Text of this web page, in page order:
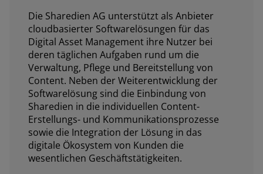
Die Sharedien AG unterstützt als Anbieter
cloudbasierter Softwarelösungen für das
Digital Asset Management ihre Nutzer bei
deren täglichen Aufgaben rund um die
Verwaltung, Pflege und Bereitstellung von
Content. Neben der Weiterentwicklung der
Softwarelösung sind die Einbindung von
Sharedien in die individuellen Content-
Erstellungs- und Kommunikationsprozesse
sowie die Integration der Lösung in das
digitale Ökosystem von Kunden die
wesentlichen Geschäftstätigkeiten.